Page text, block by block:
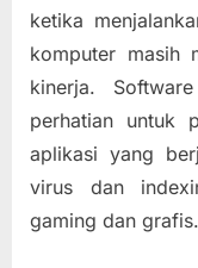
ketika
komputer masih
kinerja.
perhatian untuk
aplikasi yang
virus dan
gaming dan grafis.